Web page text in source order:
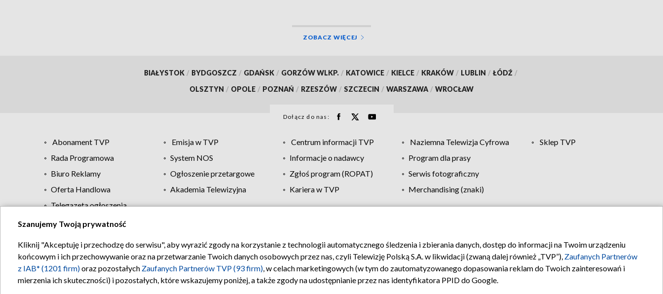
ZOBACZ WIĘCEJ
BIAŁYSTOK / BYDGOSZCZ / GDAŃSK / GORZÓW WLKP. / KATOWICE / KIELCE / KRAKÓW / LUBLIN / ŁÓDŹ /
OLSZTYN / OPOLE / POZNAŃ / RZESZÓW / SZCZECIN / WARSZAWA / WROCŁAW
Dołącz do nas:
Abonament TVP Emisja w TVP Centrum informacji TVP Naziemna Telewizja Cyfrowa
Sklep TVP
Rada Programowa
System NOS Informacje o nadawcy
Program dla prasy
Biuro Reklamy
Ogłoszenie przetargowe Zgłoś program (ROPAT)
Serwis fotograficzny
Oferta Handlowa
Akademia Telewizyjna Kariera w TVP
Merchandising (znaki)
Telegazeta ogłoszenia
Regulamin TVP Polityka prywatności Moje zgody Pomoc Biuro reklamy Kontakt
Szanujemy Twoją prywatność
Kliknij "Akceptuję i przechodzę do serwisu", aby wyrazić zgody na korzystanie z technologii automatycznego śledzenia i zbierania danych, dostęp do informacji na Twoim urządzeniu
końcowym i ich przechowywanie oraz na przetwarzanie Twoich danych osobowych przez nas, czyli Telewizję Polską S.A. w likwidacji (zwaną dalej również „TVP”), Zaufanych Partnerów
z IAB* (1201 firm)oraz pozostałych Zaufanych Partnerów TVP (93 firm), w celach marketingowych (w tym do zautomatyzowanego dopasowania reklam do Twoich zainteresowań i
mierzenia ich skuteczności) i pozostałych, które wskazujemy poniżej, a także zgody na udostępnianie przez nas identyfikatora PPID do Google.